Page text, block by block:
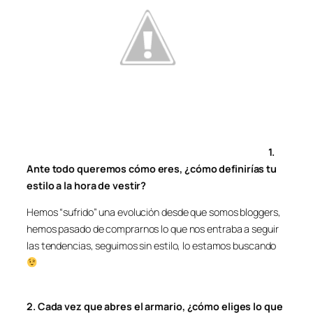
1.
Ante todo queremos cómo eres, ¿cómo definirías tu
estilo a la hora de vestir?
Hemos “sufrido” una evolución desde que somos bloggers,
hemos pasado de comprarnos lo que nos entraba a seguir
las tendencias, seguimos sin estilo, lo estamos buscando
2. Cada vez que abres el armario, ¿cómo eliges lo que